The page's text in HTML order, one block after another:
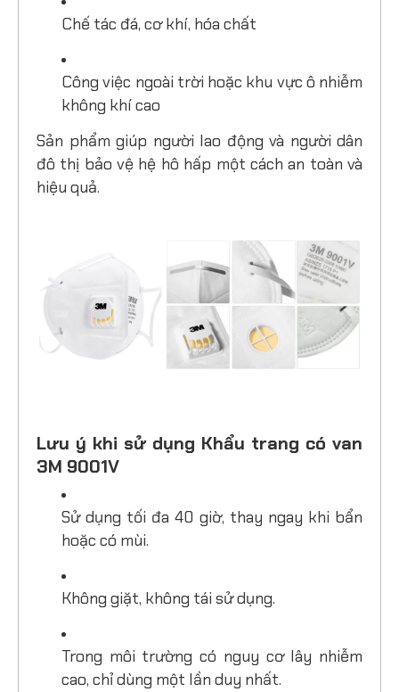
Chế tác đá, cơ khí, hóa chất
Công việc ngoài trời hoặc khu vực ô nhiễm
không khí cao
Sản phẩm giúp người lao động và người dân
đô thị bảo vệ hệ hô hấp một cách an toàn và
hiệu quả.
Lưu ý khi sử dụng Khẩu trang có van
3M 9001V
Sử dụng tối đa 40 giờ, thay ngay khi bẩn
hoặc có mùi.
Không giặt, không tái sử dụng.
Trong môi trường có nguy cơ lây nhiễm
cao, chỉ dùng một lần duy nhất.